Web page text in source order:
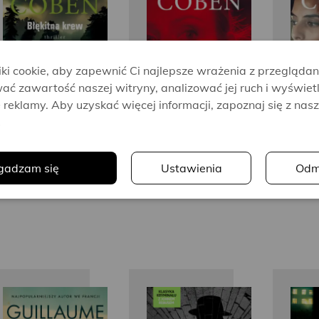
Coben
Coben
Guillaume
Ian Rankin
cookie, aby zapewnić Ci najlepsze wrażenia z
zawartość naszej witryny, analizować jej ruch i
Aby uzyskać więcej informacji, zapoznaj się z
się Ustawienia